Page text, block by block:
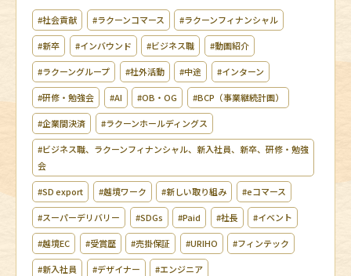
#社会貢献 #ラクーンコマース #ラクーンフィナンシャル
#新卒 #インバウンド #ビジネス職 #動画紹介
#ラクーングループ #社外活動 #中途 #インターン
#研修・勉強会 #AI #OB・OG #BCP（事業継続計画）
#企業間決済 #ラクーンホールディングス
#ビジネス職、ラクーンフィナンシャル、新入社員、新卒、研修・勉強
会
#SD export #越境ワーク #新しい取り組み #eコマース
#スーパーデリバリー #SDGs #Paid #社長 #イベント
#越境EC #受賞歴 #売掛保証 #URIHO #フィンテック
#新入社員 #デザイナー #エンジニア